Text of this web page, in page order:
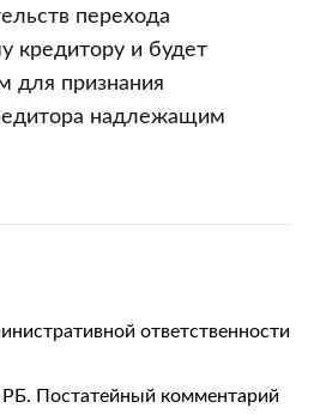
перехода
кредитору и будет
для признания
надлежащим
ответственности
Постатейный комментарий